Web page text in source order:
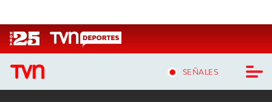
SEÑALES